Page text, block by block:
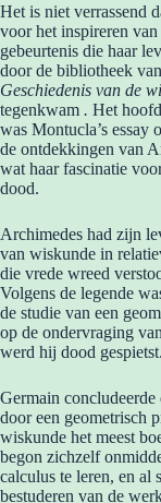
Het is niet verrassend
voor het inspireren
gebeurtenis die haar
door de bibliotheek
Geschiedenis van de
tegenkwam . Het
was Montucla’s essay
de ontdekkingen van
wat haar fascinatie
dood.
Archimedes had zijn
van wiskunde in
die vrede wreed
Volgens de legende
de studie van een
op de ondervraging
werd hij dood gespietst.
Germain
door een geometrisch
wiskunde het meest
begon zichzelf
calculus te leren, en al
bestuderen van de